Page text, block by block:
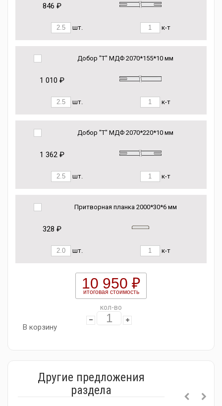
846 ₽
шт. к-т
Добор "Т" МДФ 2070*155*10 мм
1 010 ₽
шт. к-т
Добор "Т" МДФ 2070*220*10 мм
1 362 ₽
шт. к-т
Притворная планка 2000*30*6 мм
328 ₽
шт. к-т
10 950 ₽
итоговая стоимость
кол-во
В корзину
Другие предложения
раздела